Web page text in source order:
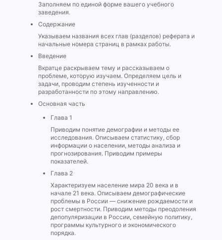
Заполняем по единой форме вашего учебного
заведения.
Содержание
Указываем названия всех глав (разделов) реферата и
начальные номера страниц в рамках работы.
Введение
Вкратце раскрываем тему и рассказываем о
проблеме, которую изучаем. Определяем цель и
задачи, проводим степень изученности и
разработанности по этому направлению.
Основная часть
Глава 1
Приводим понятие демографии и методы ее
исследования. Описываем статистику, сбор
информации о населении, методы анализа и
прогнозирования. Приводим примеры
показателей.
Глава 2
Характеризуем население мира 20 века и в
начале 21 века. Описываем демографические
проблемы в России — снижение рождаемости и
рост смертности. Приводим методы преодоления
депопуляризации в России, семейную политику,
программы культурного и экономического
порядка.